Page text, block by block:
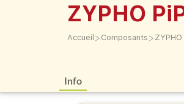
ZYPHO
Accueil > Composants >
Info